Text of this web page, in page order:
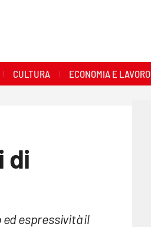
CULTURA ECONOMIA E LAVORO
di
espressività il